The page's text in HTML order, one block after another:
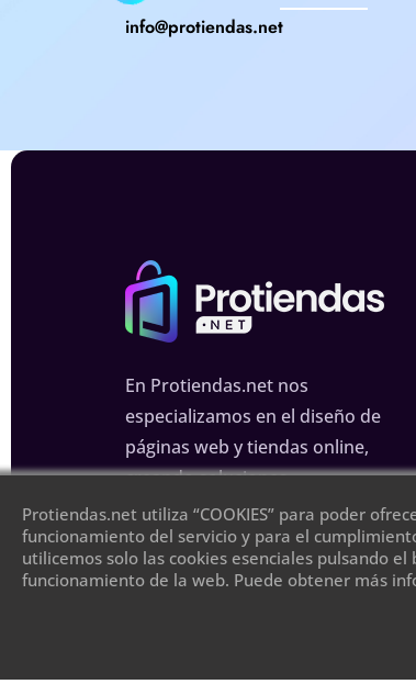
info@protiendas.net
En Protiendas.net nos
especializamos en el diseño de
páginas web y tiendas online,
creando soluciones
personalizadas para mejorar tu
presencia en internet.
Protiendas.net utiliza “COOKIES” para poder
funcionamiento del servicio y para el
utilicemos solo las cookies esenciales pulsando el
funcionamiento de la web. Puede obtener más